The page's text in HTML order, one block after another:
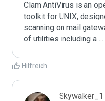
Clam AntiVirus is an
toolkit for UNIX,
scanning on mail
of utilities including a ...
Hilfreich
Skywalker_1